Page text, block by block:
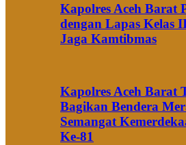
Kapolres Aceh Barat
dengan Lapas Kelas
Jaga Kamtibmas
Kapolres Aceh Barat
Bagikan Bendera
Semangat
Ke-81